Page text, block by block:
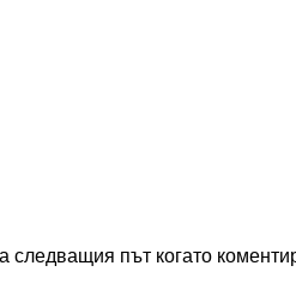
следващия път когато